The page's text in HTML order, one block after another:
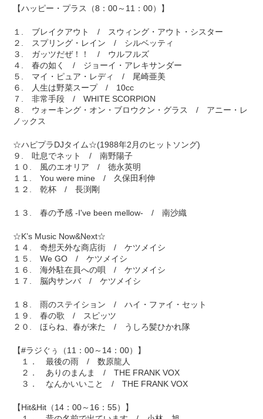
【ハッピー・プラス（8：00～11：00）】
１. ブレイクアウト / スウィング・アウト・シスター
２. スプリング・レイン / シルベッティ
３. ガッツだぜ！！ / ウルフルズ
４. 春の如く / ジョーイ・アレキサンダー
５. マイ・ピュア・レディ / 尾崎亜美
６. 人生は野菜スープ / 10cc
７. 非常手段 / WHITE SCORPION
８. ウォーキング・オン・ブロウクン・グラス / アニー・レ
ノックス
☆ハピプラDJタイム☆(1988年2月のヒットソング)
９. 吐息でネット / 南野陽子
１０. 風のエオリア / 徳永英明
１１. You were mine / 久保田利伸
１２. 乾杯 / 長渕剛
１３. 春の予感 -I've been mellow- / 南沙織
☆K’s Music Now&Next☆
１４. 奇想天外な商店街 / ケツメイシ
１５. We GO / ケツメイシ
１６. 海外駐在員への唄 / ケツメイシ
１７. 脳内サンバ / ケツメイシ
１８. 雨のステイション / ハイ・ファイ・セット
１９. 春の歌 / スピッツ
２０. ほらね、春が来た / うしろ髪ひかれ隊
【#ラジぐぅ（11：00～14：00）】
１． 最後の雨 / 数原龍人
２． ありのまんま / THE FRANK VOX
３． なんかいいこと / THE FRANK VOX
【Hit&Hit（14：00～16：55）】